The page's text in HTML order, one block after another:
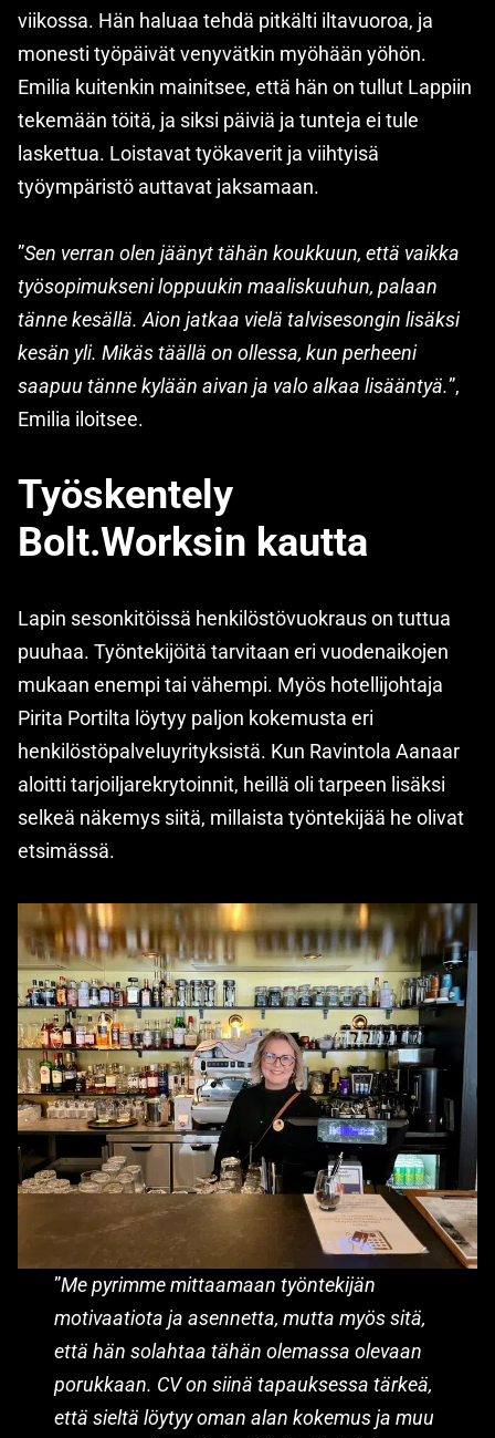
viikossa. Hän haluaa tehdä pitkälti iltavuoroa, ja
monesti työpäivät venyvätkin myöhään yöhön.
Emilia kuitenkin mainitsee, että hän on tullut Lappiin
tekemään töitä, ja siksi päiviä ja tunteja ei tule
laskettua. Loistavat työkaverit ja viihtyisä
työympäristö auttavat jaksamaan.
”Sen verran olen jäänyt tähän koukkuun, että vaikka
työsopimukseni loppuukin maaliskuuhun, palaan
tänne kesällä. Aion jatkaa vielä talvisesongin lisäksi
kesän yli. Mikäs täällä on ollessa, kun perheeni
saapuu tänne kylään aivan ja valo alkaa lisääntyä.”,
Emilia iloitsee.
Työskentely
Bolt.Worksin kautta
Lapin sesonkitöissä henkilöstövuokraus on tuttua
puuhaa. Työntekijöitä tarvitaan eri vuodenaikojen
mukaan enempi tai vähempi. Myös hotellijohtaja
Pirita Portilta löytyy paljon kokemusta eri
henkilöstöpalveluyrityksistä. Kun Ravintola Aanaar
aloitti tarjoiljarekrytoinnit, heillä oli tarpeen lisäksi
selkeä näkemys siitä, millaista työntekijää he olivat
etsimässä.
”Me pyrimme mittaamaan työntekijän
motivaatiota ja asennetta, mutta myös sitä,
että hän solahtaa tähän olemassa olevaan
porukkaan. CV on siinä tapauksessa tärkeä,
että sieltä löytyy oman alan kokemus ja muu